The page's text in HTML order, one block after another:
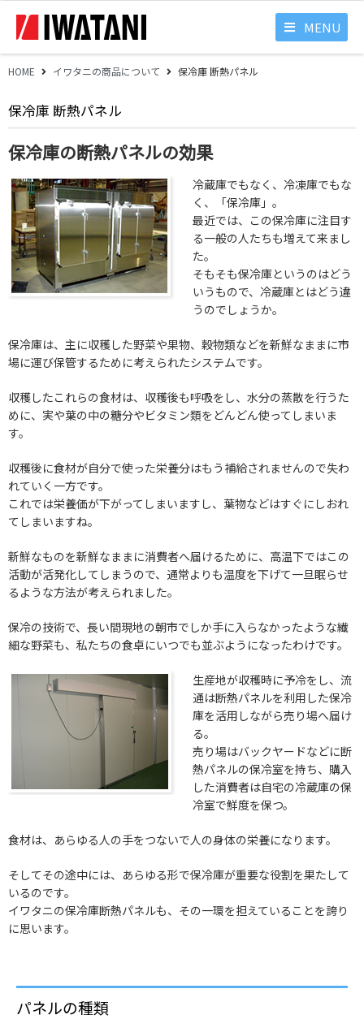
MENU
HOME イワタニの商品について 保冷庫 断熱パネル
保冷庫 断熱パネル
保冷庫の断熱パネルの効果
冷蔵庫でもなく、冷凍庫でもな
く、「保冷庫」。
最近では、この保冷庫に注目す
る一般の人たちも増えて来まし
た。
そもそも保冷庫というのはどう
いうもので、冷蔵庫とはどう違
うのでしょうか。
保冷庫は、主に収穫した野菜や果物、穀物類などを新鮮なままに市
場に運び保管するために考えられたシステムです。
収穫したこれらの食材は、収穫後も呼吸をし、水分の蒸散を行うた
めに、実や葉の中の糖分やビタミン類をどんどん使ってしまいま
す。
収穫後に食材が自分で使った栄養分はもう補給されませんので失わ
れていく一方です。
これでは栄養価が下がってしまいますし、葉物などはすぐにしおれ
てしまいますね。
新鮮なものを新鮮なままに消費者へ届けるために、高温下ではこの
活動が活発化してしまうので、通常よりも温度を下げて一旦眠らせ
るような方法が考えられました。
保冷の技術で、長い間現地の朝市でしか手に入らなかったような繊
細な野菜も、私たちの食卓にいつでも並ぶようになったわけです。
生産地が収穫時に予冷をし、流
通は断熱パネルを利用した保冷
庫を活用しながら売り場へ届け
る。
売り場はバックヤードなどに断
熱パネルの保冷室を持ち、購入
した消費者は自宅の冷蔵庫の保
冷室で鮮度を保つ。
食材は、あらゆる人の手をつないで人の身体の栄養になります。
そしてその途中には、あらゆる形で保冷庫が重要な役割を果たして
いるのです。
イワタニの保冷庫断熱パネルも、その一環を担えていることを誇り
に思います。
パネルの種類